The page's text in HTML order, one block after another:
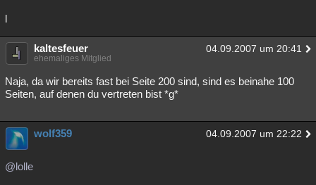
l
kaltesfeuer 04.09.2007 um 20:41
ehemaliges Mitglied
Naja, da wir bereits fast bei Seite 200 sind, sind es beinahe 100
Seiten, auf denen du vertreten bist *g*
wolf359 04.09.2007 um 22:22
@lolle